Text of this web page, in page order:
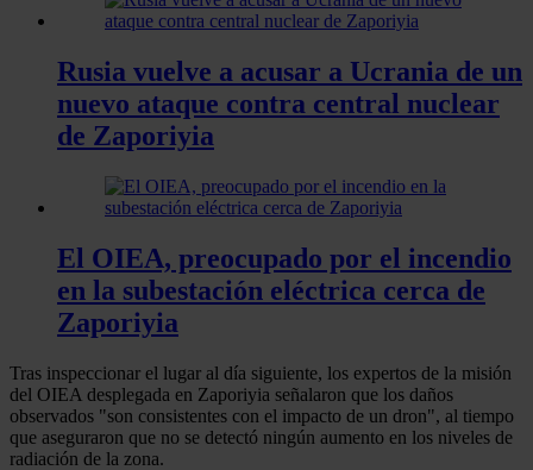
Rusia vuelve a acusar a Ucrania de un
nuevo ataque contra central nuclear
de Zaporiyia
El OIEA, preocupado por el incendio
en la subestación eléctrica cerca de
Zaporiyia
Tras inspeccionar el lugar al día siguiente, los expertos de la misión
del OIEA desplegada en Zaporiyia señalaron que los daños
observados "son consistentes con el impacto de un dron", al tiempo
que aseguraron que no se detectó ningún aumento en los niveles de
radiación de la zona.